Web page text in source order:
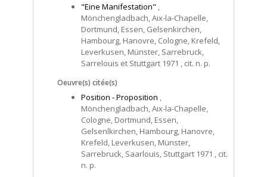
"Eine Manifestation" ,
Mönchengladbach, Aix-la-Chapelle,
Dortmund, Essen, Gelsenkirchen,
Hambourg, Hanovre, Cologne, Krefeld,
Leverkusen, Münster, Sarrebruck,
Sarrelouis et Stuttgart 1971 , cit. n. p.
Oeuvre(s) citée(s)
Position - Proposition ,
Mönchengladbach, Aix-la-Chapelle,
Cologne, Dortmund, Essen,
Gelsenlkirchen, Hambourg, Hanovre,
Krefeld, Leverkusen, Münster,
Sarrebruck, Saarlouis, Stuttgart 1971 , cit.
n. p.